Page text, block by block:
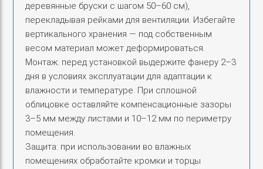
деревянные бруски с шагом 50–60 см),
перекладывая рейками для вентиляции. Избегайте
вертикального хранения — под собственным
весом материал может деформироваться.
Монтаж: перед установкой выдержите фанеру 2–3
дня в условиях эксплуатации для адаптации к
влажности и температуре. При сплошной
облицовке оставляйте компенсационные зазоры
3–5 мм между листами и 10–12 мм по периметру
помещения.
Защита: при использовании во влажных
помещениях обработайте кромки и торцы